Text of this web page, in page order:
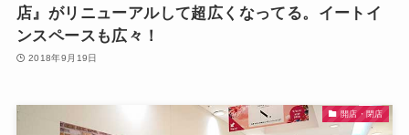
店』がリニューアルして超広くなってる。イートイ
ンスペースも広々！
2018年9月19日
開店・閉店